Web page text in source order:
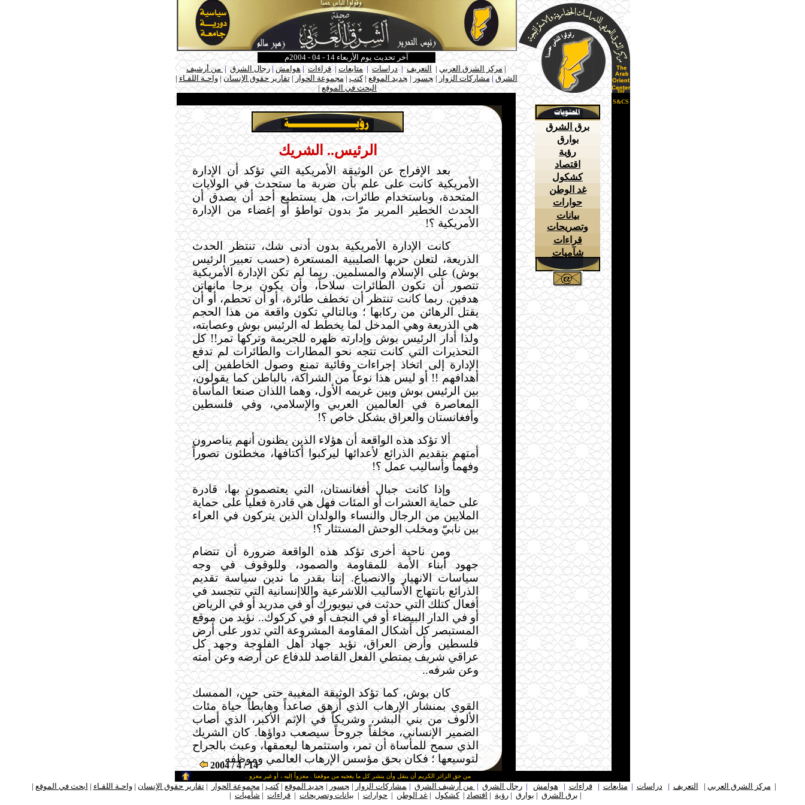
آخر تحديث يوم الأربعاء 14 - 04 - 2004م
ـ |مركز الشرق العربي | التعريف|دراسات|متابعات |قراءات|هوامش|رجال الشرق| من أرشيف
الشرق | مشاركات الزوار|ـجسور| ـجديد الموقع|كتب|مجموعة الحوار|تقارير حقوق الإنسان|واحـة اللقـاء|
البحث في الموقع|ـ
الرئيس.. الشريك
بعد الإفراج عن الوثيقة الأمريكية التي تؤكد أن الإدارة
الأمريكية كانت على علم بأن ضربة ما ستحدث في الولايات
المتحدة، وباستخدام طائرات، هل يستطيع أحد أن يصدق أن
الحدث الخطير المرير مرّ بدون تواطؤ أو إغضاء من الإدارة
الأمريكية ؟!
كانت الإدارة الأمريكية بدون أدنى شك، تنتظر الحدث
الذريعة، لتعلن حربها الصليبية المستعرة (حسب تعبير الرئيس
بوش) على الإسلام والمسلمين. ربما لم تكن الإدارة الأمريكية
تتصور أن تكون الطائرات سلاحاً، وأن يكون برجا مانهاتن
هدفين. ربما كانت تنتظر أن تخطف طائرة، أو أن تحطم، أو أن
يقتل الرهائن من ركابها ؛ وبالتالي تكون واقعة من هذا الحجم
هي الذريعة وهي المدخل لما يخطط له الرئيس بوش وعصابته،
ولذا أدار الرئيس بوش وإدارته ظهره للجريمة وتركها تمر!! كل
التحذيرات التي كانت تتجه نحو المطارات والطائرات لم تدفع
الإدارة إلى اتخاذ إجراءات وقائية تمنع وصول الخاطفين إلى
أهدافهم !! أو ليس هذا نوعاً من الشراكة، بالباطن كما يقولون،
بين الرئيس بوش وبين غريمه الأول، وهما اللذان صنعا المأساة
المعاصرة في العالمين العربي والإسلامي، وفي فلسطين
وأفغانستان والعراق بشكل خاص ؟!
ألا تؤكد هذه الواقعة أن هؤلاء الذين يظنون أنهم يناصرون
أمتهم بتقديم الذرائع لأعدائها ليركبوا أكتافها، مخطئون تصوراً
وفهماً وأساليب عمل ؟!
وإذا كانت جبال أفغانستان، التي يعتصمون بها، قادرة
على حماية العشرات أو المئات فهل هي قادرة فعلياً على حماية
الملايين من الرجال والنساء والولدان الذين يتركون في العراء
بين نابيّ ومخلب الوحش المستثار ؟!
ومن ناحية أخرى تؤكد هذه الواقعة ضرورة أن تتضام
جهود أبناء الأمة للمقاومة والصمود، وللوقوف في وجه
سياسات الانهيار والانصياع. إننا بقدر ما ندين سياسة تقديم
الذرائع بانتهاج الأساليب اللاشرعية واللاإنسانية التي تتجسد في
أفعال كتلك التي حدثت في نيويورك أو في مدريد أو في الرياض
أو في الدار البيضاء أو في النجف أو في كركوك.. نؤيد من موقع
المستبصر كل أشكال المقاومة المشروعة التي تدور على أرض
فلسطين وأرض العراق، نؤيد جهاد أهل الفلوجة وجهد كل
عراقي شريف يمتطي الفعل القاصد للدفاع عن أرضه وعن أمته
وعن شرفه..
كان بوش، كما تؤكد الوثيقة المغيبة حتى حين، الممسك
القوي بمنشار الإرهاب الذي أزهق صاعداً وهابطاً حياة مئات
الألوف من بني البشر، وشريكاً في الإثم الأكبر، الذي أصاب
الضمير الإنساني، مخلفاً جروحاً سيصعب دواؤها. كان الشريك
الذي سمح للمأساة أن تمر، واستثمرها ليعمقها، وعبث بالجراح
لتوسيعها ؛ فكان بحق مؤسس الإرهاب العالمي وموظفه.
14 / 4 / 2004
for
S&CS
برق الشرق
بوارق
رؤية
اقتصاد
كشكول
غد الوطن
حوارات
بيانات
وتصريحات
قراءات
شآميات
من حق الزائر الكريم أن ينقل وأن ينشر كل ما يعجبه من موقعنا . معزواً إليه ، أو غير معزو .
| مركز الشرق العربي | التعريف | دراسات | متابعات |قراءات | هوامش |رجال الشرق | من أرشيف الشرق | ـمشاركات الزوار | ـجسور | ـجديد الموقع |كتب | مجموعة الحوار |تقارير حقوق الإنسان |واحـة اللقـاء | ابحث في الموقع |
| برق الشرق | بوارق | رؤية | اقتصاد | كشكول | غد الوطن | حوارات | بيانات وتصريحات | قراءات | شآميات |